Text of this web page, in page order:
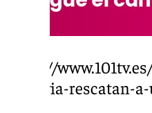
https://
la-lluvia-rescatan-